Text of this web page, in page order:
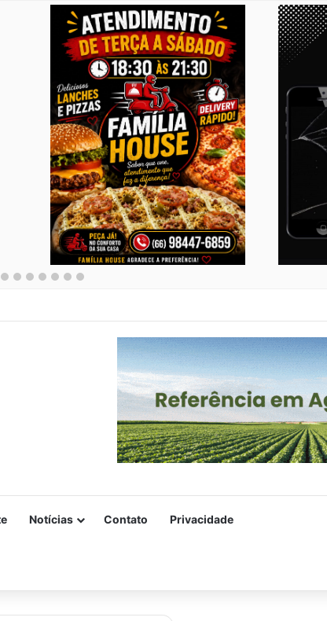
abre cadastro para Noite Cultural dia 15 de agosto na Praça
Notícias Contato Privacidade